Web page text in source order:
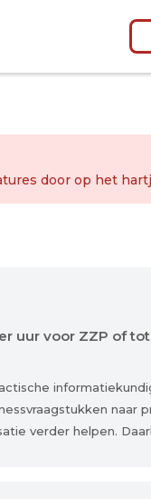
door op het
uur voor ZZP of
naar
verder helpen.